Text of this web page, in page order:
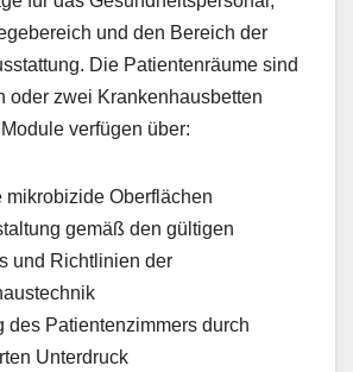
und den Bereich der
Die Patientenräume sind
oder zwei Krankenhausbetten
verfügen über:
mikrobizide Oberflächen
gemäß den gültigen
und Richtlinien der
des Patientenzimmers durch
Unterdruck